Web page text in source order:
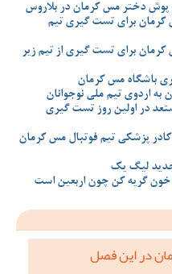
پوش دختر مس کرمان در بلاروس
کرمان برای تست گیری تیم
کرمان برای تست گیری از تیم زیر
باشگاه مس کرمان
اردوی تیم ملی نوجوانان
در اولین روز تست گیری
کادر پزشکی تیم فوتبال مس کرمان
جدید لیگ یک
خون گریه کن چون اربعین است
در این فصل